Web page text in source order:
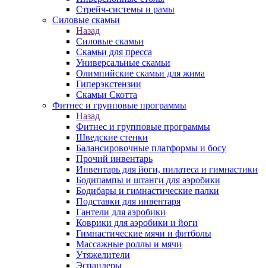
Стрейч-системы и рамы
Силовые скамьи
Назад
Силовые скамьи
Скамьи для пресса
Универсальные скамьи
Олимпийские скамьи для жима
Гиперэкстензии
Скамьи Скотта
Фитнес и групповые программы
Назад
Фитнес и групповые программы
Шведские стенки
Балансировочные платформы и босу
Прочий инвентарь
Инвентарь для йоги, пилатеса и гимнастики
Бодипампы и штанги для аэробики
Бодибары и гимнастические палки
Подставки для инвентаря
Гантели для аэробики
Коврики для аэробики и йоги
Гимнастические мячи и фитболы
Массажные роллы и мячи
Утяжелители
Эспандеры